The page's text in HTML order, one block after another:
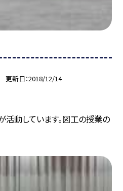
更新日 2018/12/14
活動しています。図工の授業の